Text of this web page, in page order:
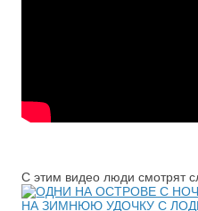
С этим видео люди смотрят